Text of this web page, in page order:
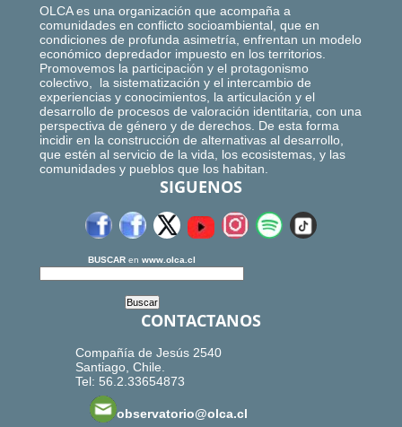
OLCA es una organización que acompaña a
comunidades en conflicto socioambiental, que en
condiciones de profunda asimetría, enfrentan un modelo
económico depredador impuesto en los territorios.
Promovemos la participación y el protagonismo
colectivo, la sistematización y el intercambio de
experiencias y conocimientos, la articulación y el
desarrollo de procesos de valoración identitaria, con una
perspectiva de género y de derechos. De esta forma
incidir en la construcción de alternativas al desarrollo,
que estén al servicio de la vida, los ecosistemas, y las
comunidades y pueblos que los habitan.
SIGUENOS
BUSCAR en www.olca.cl
CONTACTANOS
Compañía de Jesús 2540
Santiago, Chile.
Tel: 56.2.33654873
observatorio@olca.cl